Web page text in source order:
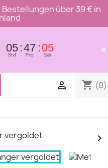
über 39 € in
05
Std
47
Pro
04
Sek ×
shopping_cart (0)

